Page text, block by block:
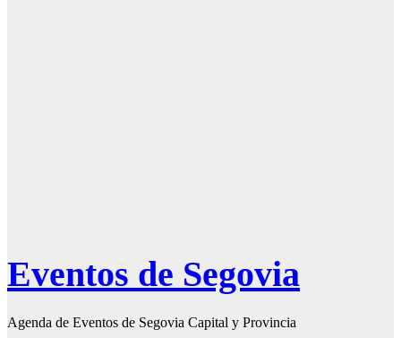
Eventos de Segovia
Agenda de Eventos de Segovia Capital y Provincia